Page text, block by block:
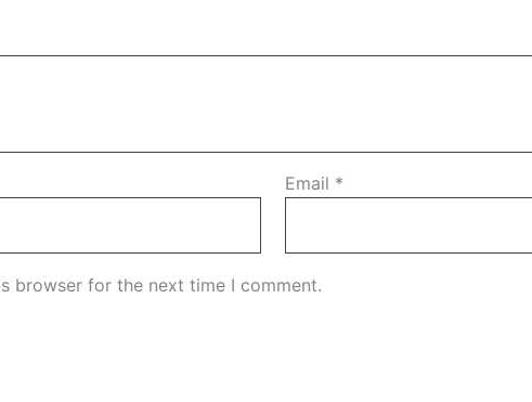
Email *
browser for the next time I comment.